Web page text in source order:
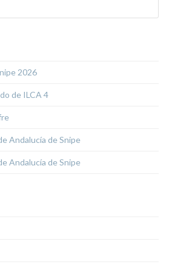
2026
de ILCA 4
Andalucía de Snipe
Andalucía de Snipe